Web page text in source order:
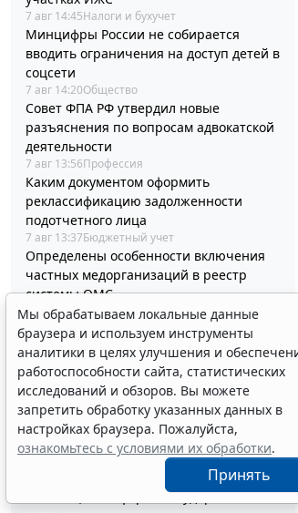
7 авг 14:45Налоги и бухучет
Минцифры России не собирается
вводить ограничения на доступ детей в
соцсети
7 авг 14:20Общество
Совет ФПА РФ утвердил новые
разъяснения по вопросам адвокатской
деятельности
7 авг 13:56Профессия
Каким документом оформить
реклассификацию задолженности
подотчетного лица
7 авг 13:37Бюджетный учет
Определены особенности включения
частных медорганизаций в реестр
системы ОМС
7 авг 13:19Социальная сфера
Спецрежим НПД вправе применять
несовершеннолетние в возрасте от 14
до 18 лет
7 авг 12:58Налоги и бухучет
При госрегистрации судна определят
соответствие идентифицирующим
признакам
7 авг 12:34Транспорт
В Госдуме предложили заменить ЕГЭ
аттестацией в форме государственного
Мы обрабатываем локальные данные
браузера и используем инструменты
аналитики в целях улучшения и
работоспособности сайта, статистических
исследований и обзоров. Вы можете
запретить обработку указанных данных в
настройках браузера. Пожалуйста,
ознакомьтесь с условиями их обработки.
Принять